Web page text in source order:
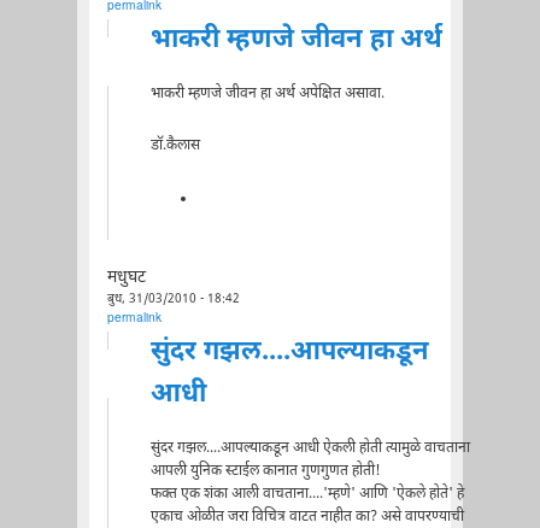
permalink
भाकरी म्हणजे जीवन हा अर्थ
भाकरी म्हणजे जीवन हा अर्थ अपेक्षित असावा.
डॉ.कैलास
मधुघट
बुध, 31/03/2010 - 18:42
permalink
सुंदर गझल....आपल्याकडून
आधी
सुंदर गझल....आपल्याकडून आधी ऐकली होती त्यामुळे वाचताना
आपली युनिक स्टाईल कानात गुणगुणत होती!
फक्त एक शंका आली वाचताना....'म्हणे' आणि 'ऐकले होते' हे
एकाच ओळीत जरा विचित्र वाटत नाहीत का? असे वापरण्याची